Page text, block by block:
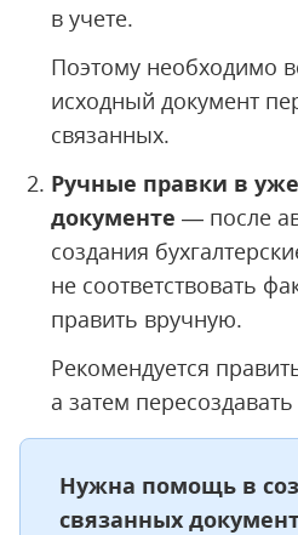
в учете.
Поэтому необходимо
исходный документ
связанных.
Ручные правки в
документе — после
создания
не соответствовать
править вручную.
Рекомендуется
а затем
Нужна помощь в
связанных